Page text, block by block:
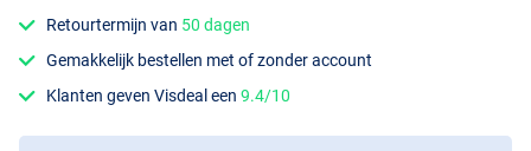
Retourtermijn van 50 dagen
Gemakkelijk bestellen met of zonder account
Klanten geven Visdeal een9.4/10